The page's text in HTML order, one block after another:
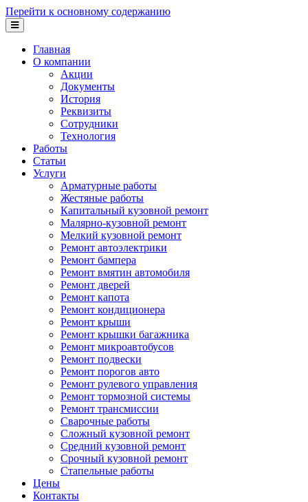
Перейти к основному содержанию
Главная
О компании
Акции
Документы
История
Реквизиты
Сотрудники
Технология
Работы
Статьи
Услуги
Арматурные работы
Жестяные работы
Капитальный кузовной ремонт
Малярно-кузовной ремонт
Мелкий кузовной ремонт
Ремонт автоэлектрики
Ремонт бампера
Ремонт вмятин автомобиля
Ремонт дверей
Ремонт капота
Ремонт кондиционера
Ремонт крыши
Ремонт крышки багажника
Ремонт микроавтобусов
Ремонт подвески
Ремонт порогов авто
Ремонт рулевого управления
Ремонт тормозной системы
Ремонт трансмиссии
Сварочные работы
Сложный кузовной ремонт
Средний кузовной ремонт
Срочный кузовной ремонт
Стапельные работы
Цены
Контакты